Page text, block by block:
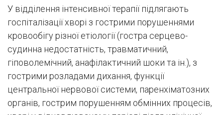
У відділення інтенсивної терапії підлягають
госпіталізації хворі з гострими порушеннями
кровообігу різної етіології (гостра серцево-
судинна недостатність, травматичний,
гіповолемічний, анафілактичний шоки та ін.), з
гострими розладами дихання, функції
центральної нервової системи, паренхіматозних
органів, гострим порушенням обмінних процесів,